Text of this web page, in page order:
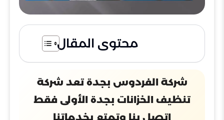
محتوى المقال
شركة الفردوس بجدة تعد شركة
تنظيف الخزانات بجدة الأولى فقط
اتصل بنا وتمتع بخدماتنا